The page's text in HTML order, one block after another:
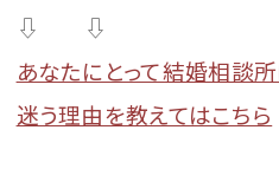
⇩ ⇩
あなたにとって結婚相談
迷う理由を教えてはこちら